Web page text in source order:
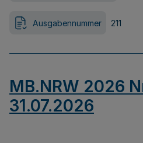
Ausgabennummer 211
MB.NRW 2026
31.07.2026